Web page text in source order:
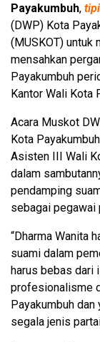
Payakumbuh,
(DWP) Kota
(MUSKOT) untuk
mensahkan
Payakumbuh
Kantor Wali Kota
Acara Muskot
Kota
Asisten III Wali
dalam
pendamping
sebagai pegawai
“Dharma Wanita
suami dalam
harus bebas dari
profesionalisme
Payakumbuh
segala jenis